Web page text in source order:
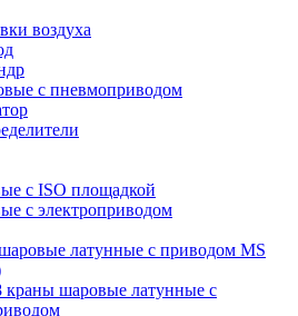
воздуха
с пневмоприводом
с ISO площадкой
с электроприводом
латунные с приводом MS
краны шаровые латунные с